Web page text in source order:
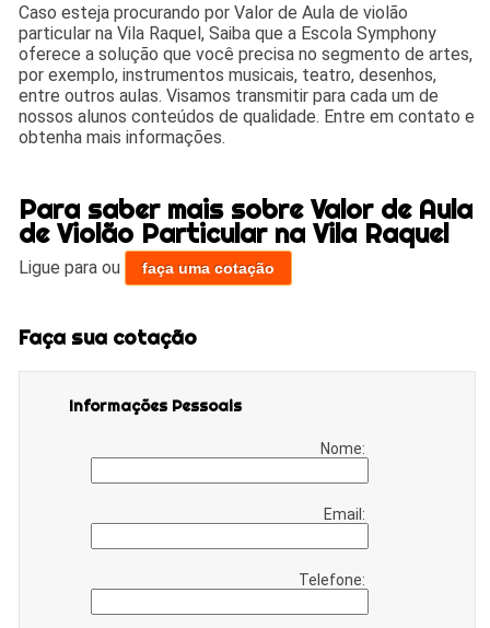
Caso esteja procurando por Valor de Aula de violão
particular na Vila Raquel, Saiba que a Escola Symphony
oferece a solução que você precisa no segmento de artes,
por exemplo, instrumentos musicais, teatro, desenhos,
entre outros aulas. Visamos transmitir para cada um de
nossos alunos conteúdos de qualidade. Entre em contato e
obtenha mais informações.
Para saber mais sobre Valor de Aula
de Violão Particular na Vila Raquel
Ligue paraou faça uma cotação
Faça sua cotação
Informações Pessoais
Nome:
Email:
Telefone: